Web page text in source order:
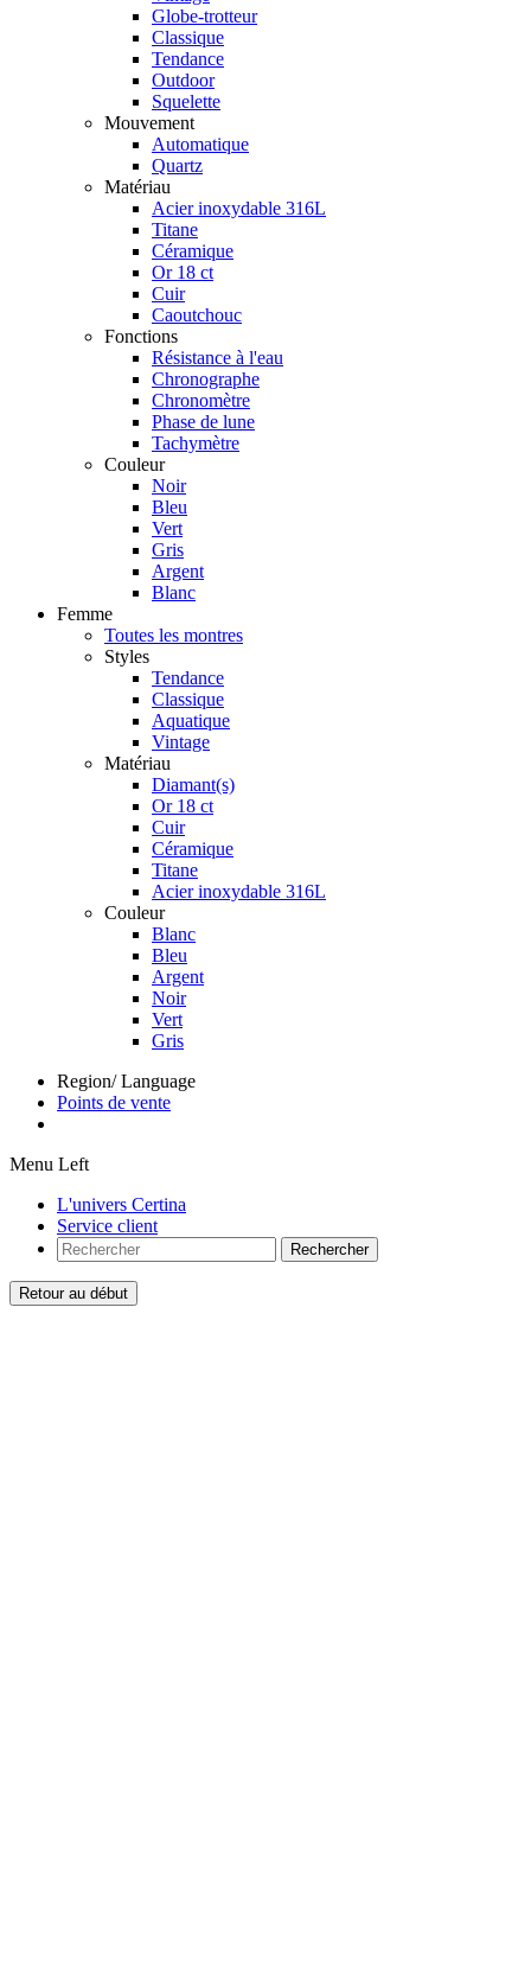
Globe-trotteur
Classique
Tendance
Outdoor
Squelette
Mouvement
Automatique
Quartz
Matériau
Acier inoxydable 316L
Titane
Céramique
Or 18 ct
Cuir
Caoutchouc
Fonctions
Résistance à l'eau
Chronographe
Chronomètre
Phase de lune
Tachymètre
Couleur
Noir
Bleu
Vert
Gris
Argent
Blanc
Femme
Toutes les montres
Styles
Tendance
Classique
Aquatique
Vintage
Matériau
Diamant(s)
Or 18 ct
Cuir
Céramique
Titane
Acier inoxydable 316L
Couleur
Blanc
Bleu
Argent
Noir
Vert
Gris
Region/ Language
Points de vente
Menu Left
L'univers Certina
Service client
Rechercher
Retour au début